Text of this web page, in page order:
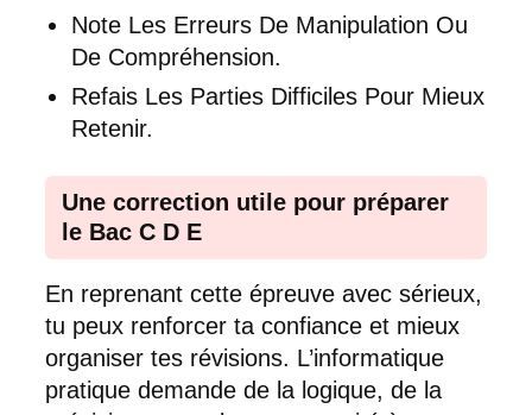
Note Les Erreurs De Manipulation Ou
De Compréhension.
Refais Les Parties Difficiles Pour Mieux
Retenir.
Une correction utile pour préparer
le Bac C D E
En reprenant cette épreuve avec sérieux,
tu peux renforcer ta confiance et mieux
organiser tes révisions. L’informatique
pratique demande de la logique, de la